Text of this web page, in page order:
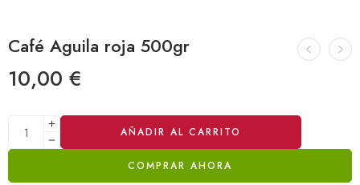
Café Aguila roja 500gr
10,00 €
AÑADIR AL CARRITO
COMPRAR AHORA
Alternative: